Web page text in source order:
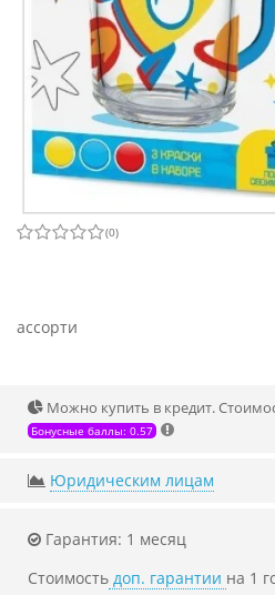
(0)
ассорти
Можно купить в кредит.
Бонусные баллы: 0.57
Юридическим лицам
Гарантия: 1 месяц
Стоимость доп. гарантии на 1